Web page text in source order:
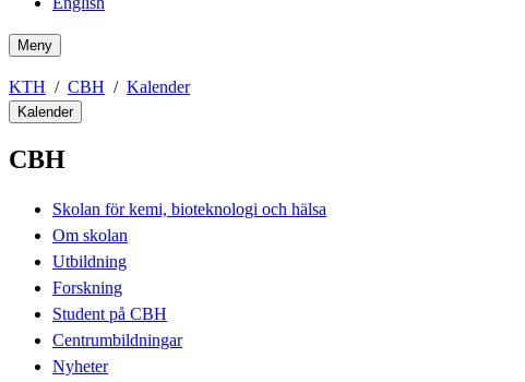
Meny
KTH CBH Kalender
Kalender
CBH
Skolan för kemi, bioteknologi och hälsa
Om skolan
Utbildning
Forskning
Student på CBH
Centrumbildningar
Nyheter